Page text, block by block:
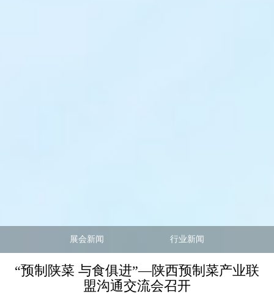
展会新闻 行业新闻
“预制陕菜 与食俱进”—陕西预制菜产业联
盟沟通交流会召开